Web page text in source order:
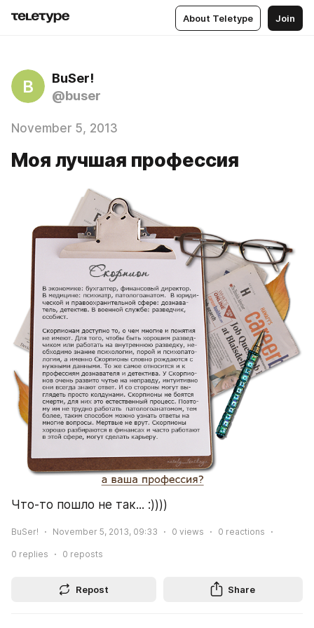
About Teletype Join
B
BuSer!
@buser
November 5, 2013
Моя лучшая профессия
Что-то пошло не так... :))))
BuSer! November 5, 2013, 09:33 0 views 0 reactions
0 replies 0 reposts
Repost Share